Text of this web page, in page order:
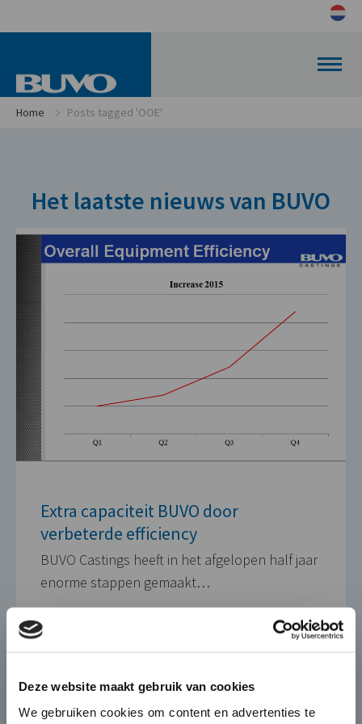
Deze website maakt gebruik van cookies
We gebruiken cookies om content en advertenties te
Home Posts tagged 'OOE'
Het laatste nieuws van BUVO
Extra capaciteit BUVO door
verbeterde efficiency
BUVO Castings heeft in het afgelopen half jaar
enorme stappen gemaakt…
Mobility
×